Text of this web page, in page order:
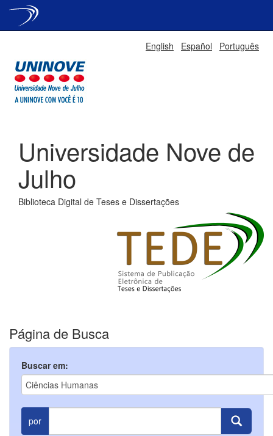
English Español Português
Universidade Nove de
Julho
Biblioteca Digital de Teses e Dissertações
Página de Busca
Buscar em:
por